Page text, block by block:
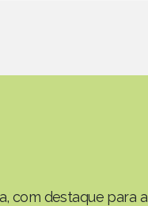
com destaque para a